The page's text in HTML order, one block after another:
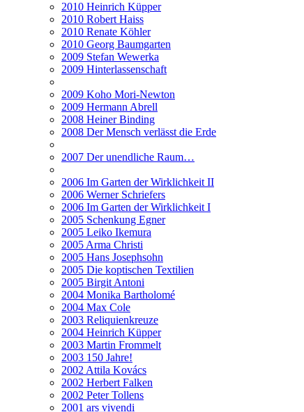
2010 Heinrich Küpper
2010 Robert Haiss
2010 Renate Köhler
2010 Georg Baumgarten
2009 Stefan Wewerka
2009 Hinterlassenschaft
2009 Koho Mori-Newton
2009 Hermann Abrell
2008 Heiner Binding
2008 Der Mensch verlässt die Erde
2007 Der unendliche Raum…
2006 Im Garten der Wirklichkeit II
2006 Werner Schriefers
2006 Im Garten der Wirklichkeit I
2005 Schenkung Egner
2005 Leiko Ikemura
2005 Arma Christi
2005 Hans Josephsohn
2005 Die koptischen Textilien
2005 Birgit Antoni
2004 Monika Bartholomé
2004 Max Cole
2003 Reliquienkreuze
2004 Heinrich Küpper
2003 Martin Frommelt
2003 150 Jahre!
2002 Attila Kovács
2002 Herbert Falken
2002 Peter Tollens
2001 ars vivendi